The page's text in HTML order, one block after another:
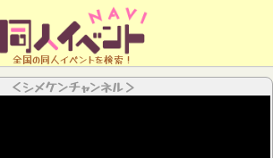
全国の同人イベントを検索！
＜シメケンチャンネル＞